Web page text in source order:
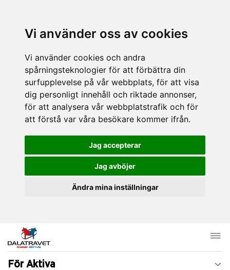
Vi använder oss av cookies
Vi använder cookies och andra
spårningsteknologier för att förbättra din
surfupplevelse på vår webbplats, för att visa
dig personligt innehåll och riktade annonser,
för att analysera vår webbplatstrafik och för
att förstå var våra besökare kommer ifrån.
Jag accepterar
Jag avböjer
Ändra mina inställningar
För Aktiva